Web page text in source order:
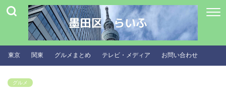
東京 関東 グルメまとめ テレビ・メディア お問い合わせ
グルメ